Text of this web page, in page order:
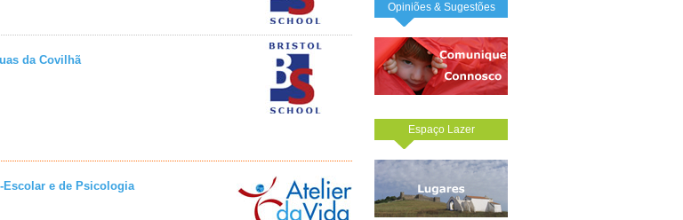
Opiniões & Sugestões
Espaço Lazer
da Covilhã
e de Psicologia